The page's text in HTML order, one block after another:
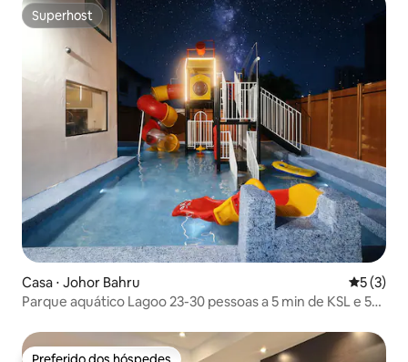
Superhost
Superhost
Casa ⋅ Johor Bahru 5 de
5 (3)
Parque aquático Lagoo 23-30 pessoas a 5 min de KSL e 5